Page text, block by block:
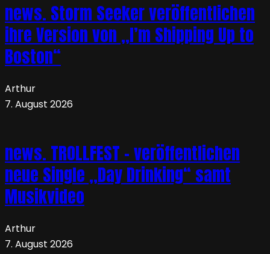
news. Storm Seeker veröffentlichen
ihre Version von „I’m Shipping Up to
Boston“
Arthur
7. August 2026
news. TROLLFEST – veröffentlichen
neue Single „Day Drinking“ samt
Musikvideo
Arthur
7. August 2026